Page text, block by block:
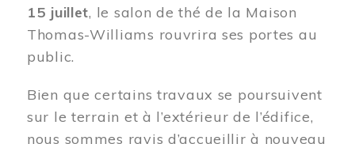
15 juillet, le salon de thé de la Maison
Thomas-Williams rouvrira ses portes au
public.
Bien que certains travaux se poursuivent
sur le terrain et à l’extérieur de l’édifice,
nous sommes ravis d’accueillir à nouveau